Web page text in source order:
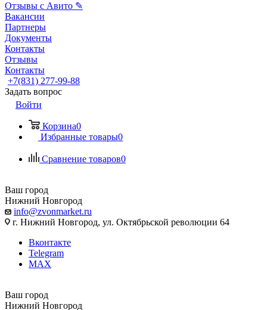
Отзывы с Авито ✎
Вакансии
Партнеры
Документы
Контакты
Отзывы
Контакты
+7(831) 277-99-88
Задать вопрос
Войти
Корзина0
Избранные товары0
Сравнение товаров0
Ваш город
Нижний Новгород
info@zvonmarket.ru
г. Нижний Новгород, ул. Октябрьской революции 64
Вконтакте
Telegram
MAX
Ваш город
Нижний Новгород